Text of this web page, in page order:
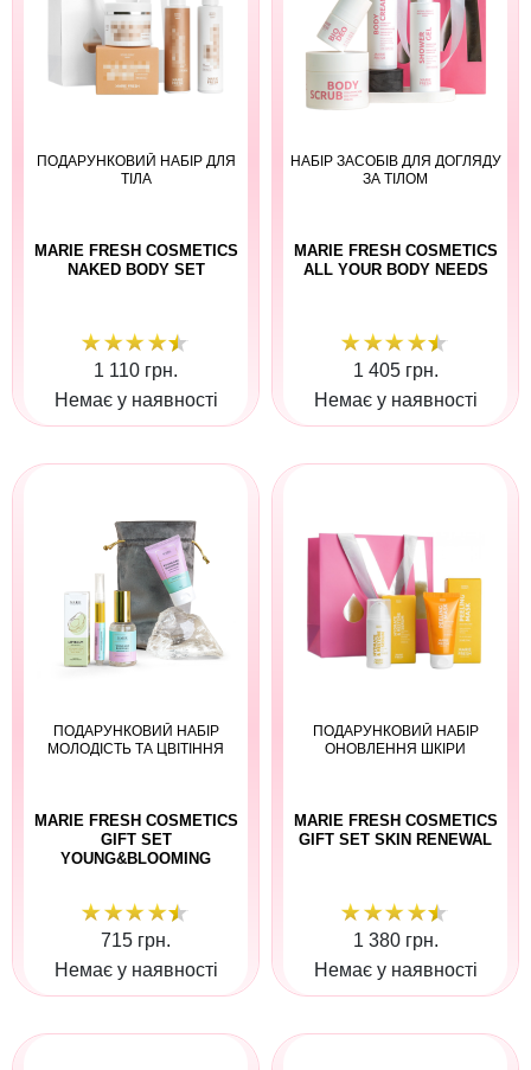
ПОДАРУНКОВИЙ НАБІР ДЛЯ
ТІЛА
MARIE FRESH COSMETICS
NAKED BODY SET
1 110 грн.
Немає у наявності
НАБІР ЗАСОБІВ ДЛЯ ДОГЛЯДУ
ЗА ТІЛОМ
MARIE FRESH COSMETICS
ALL YOUR BODY NEEDS
1 405 грн.
Немає у наявності
ПОДАРУНКОВИЙ НАБІР
МОЛОДІСТЬ ТА ЦВІТІННЯ
MARIE FRESH COSMETICS
GIFT SET
YOUNG&BLOOMING
715 грн.
Немає у наявності
ПОДАРУНКОВИЙ НАБІР
ОНОВЛЕННЯ ШКІРИ
MARIE FRESH COSMETICS
GIFT SET SKIN RENEWAL
1 380 грн.
Немає у наявності